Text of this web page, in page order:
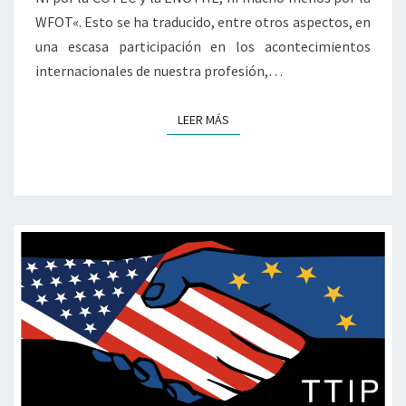
WFOT«. Esto se ha traducido, entre otros aspectos, en
una escasa participación en los acontecimientos
internacionales de nuestra profesión,…
LEER MÁSLEER MÁS